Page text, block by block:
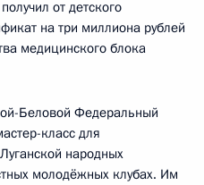
от детского
на три миллиона рублей
медицинского блока
Беловой Федеральный
класс для
народных
молодёжных клубах. Им